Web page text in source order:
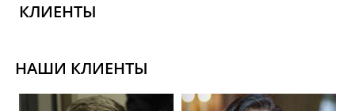
КЛИЕНТЫ
НАШИ КЛИЕНТЫ